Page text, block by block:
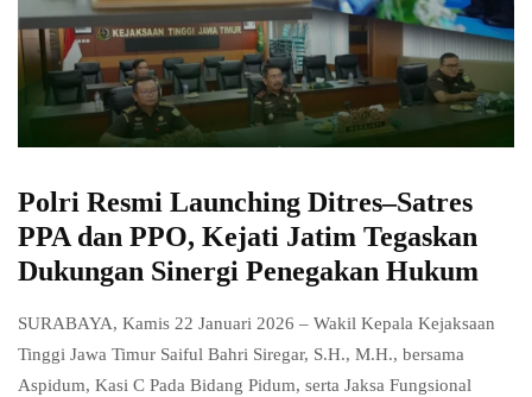
Polri Resmi Launching Ditres–Satres
PPA dan PPO, Kejati Jatim Tegaskan
Dukungan Sinergi Penegakan Hukum
SURABAYA, Kamis 22 Januari 2026 – Wakil Kepala Kejaksaan
Tinggi Jawa Timur Saiful Bahri Siregar, S.H., M.H., bersama
Aspidum, Kasi C Pada Bidang Pidum, serta Jaksa Fungsional